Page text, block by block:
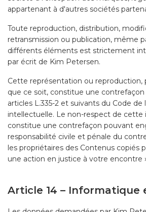
appartenant à d'autres sociétés
Toute reproduction, distribution,
retransmission ou publication, même
différents éléments est strictement
par écrit de Kim Petersen.
Cette représentation ou reproduction,
que ce soit, constitue une
articles L.335-2 et suivants du Code de
intellectuelle. Le non-respect de cette
constitue une contrefaçon pouvant
responsabilité civile et pénale du
les propriétaires des Contenus copiés
une action en justice à votre encontre
Article 14 – Informatique